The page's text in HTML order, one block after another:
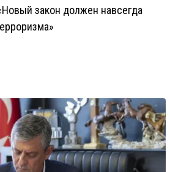
закон должен навсегда